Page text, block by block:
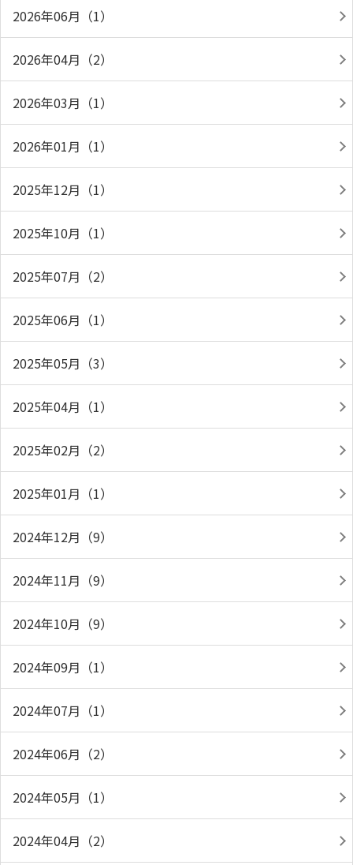
2026年06月（1）
2026年04月（2）
2026年03月（1）
2026年01月（1）
2025年12月（1）
2025年10月（1）
2025年07月（2）
2025年06月（1）
2025年05月（3）
2025年04月（1）
2025年02月（2）
2025年01月（1）
2024年12月（9）
2024年11月（9）
2024年10月（9）
2024年09月（1）
2024年07月（1）
2024年06月（2）
2024年05月（1）
2024年04月（2）